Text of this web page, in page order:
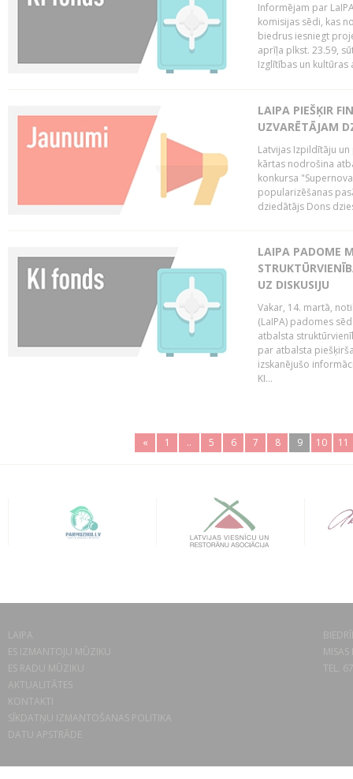
Informējam par
komisijas sēdi, kas
biedrus iesniegt
aprīļa plkst. 23.59,
Izglītības un kultūras
LAIPA PIEŠĶIR
UZVARĒTĀJAM
Latvijas Izpildītāju
kārtas nodrošina
konkursa
popularizēšanas
dziedātājs Dons
LAIPA PADOME
UZ DISKUSIJU
Vakar, 14. martā,
(LaIPA) padomes
atbalsta
par atbalsta
izskanējušo
KI...
« 1 .. 5 6 7 8 9 10 11
LAIPA
ES IZMANTOJU MŪZIKU
ES RADU MŪZIKU
AKTUALITĀTES
KONTAKTI
SĪKDATŅU IZMANTOŠANAS POLITIKA
DATU APSTRĀDE
TEL.